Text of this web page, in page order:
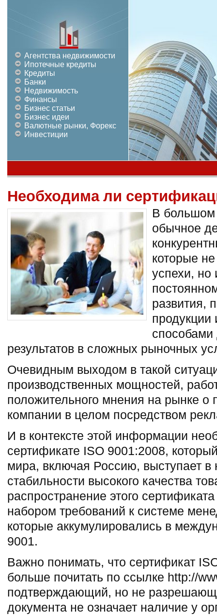
Агентства недвижимости
Ипотечные кредиты
Кредиты
Банки
Недвижимость
Финансы
Бизнес статьи
Бизнес идеи
Валютные рынки, Форекс
Инвестиции
Необходима ли
В большом
обычное
которые
успехи, но
развития,
продукции
способами
результатов в сложных рыночных
Очевидным выходом в такой
производственных мощностей,
положительного мнения на рынке о
компании в целом посредством
И в контексте этой информации
сертификате ISO 9001:2008,
мира, включая Россию, выступает в
стабильности высокого качества
распространение этого
набором требований к системе
которые аккумулировались в
9001.
Важно понимать, что сертификат
больше почитать по ссылке http://
подтверждающий, но не
документа не означает наличие у